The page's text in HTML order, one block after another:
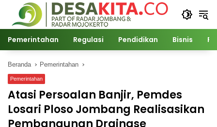
Langsung
konten
Pemerintahan Regulasi Pendidikan Bisnis
Beranda Pemerintahan
Pemerintahan
Atasi Persoalan Banjir, Pemdes
Losari Ploso Jombang Realisasikan
Pembangunan Drainase